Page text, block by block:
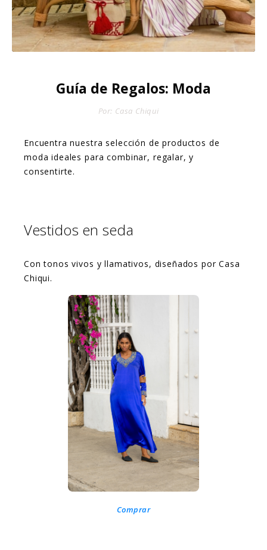
Guía de Regalos: Moda
Por: Casa Chiqui
Encuentra nuestra selección de productos de
moda ideales para combinar, regalar, y
consentirte.
Vestidos en seda
Con tonos vivos y llamativos, diseñados por Casa
Chiqui.
Comprar